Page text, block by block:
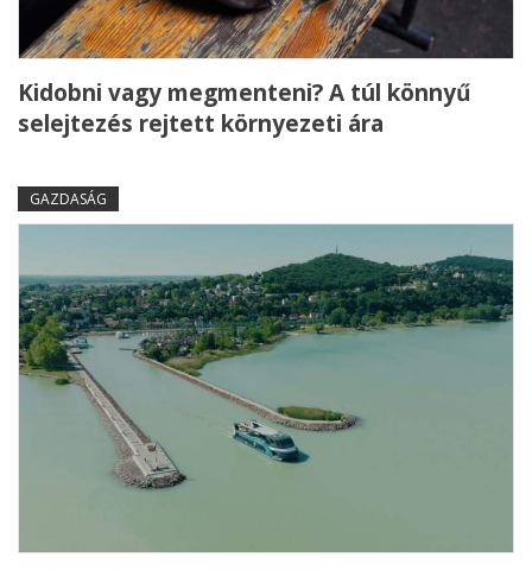
Kidobni vagy megmenteni? A túl könnyű
selejtezés rejtett környezeti ára
GAZDASÁG